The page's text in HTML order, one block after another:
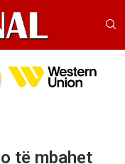
të mbahet